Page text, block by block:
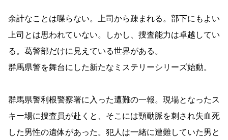
余計なことは喋らない。上司から疎まれる。部下にもよい
上司とは思われていない。しかし、捜査能力は卓越してい
る。葛警部だけに見えている世界がある。
群馬県警を舞台にした新たなミステリーシリーズ始動。
群馬県警利根警察署に入った遭難の一報。現場となったス
キー場に捜査員が赴くと、そこには頸動脈を刺され失血死
した男性の遺体があった。犯人は一緒に遭難していた男と